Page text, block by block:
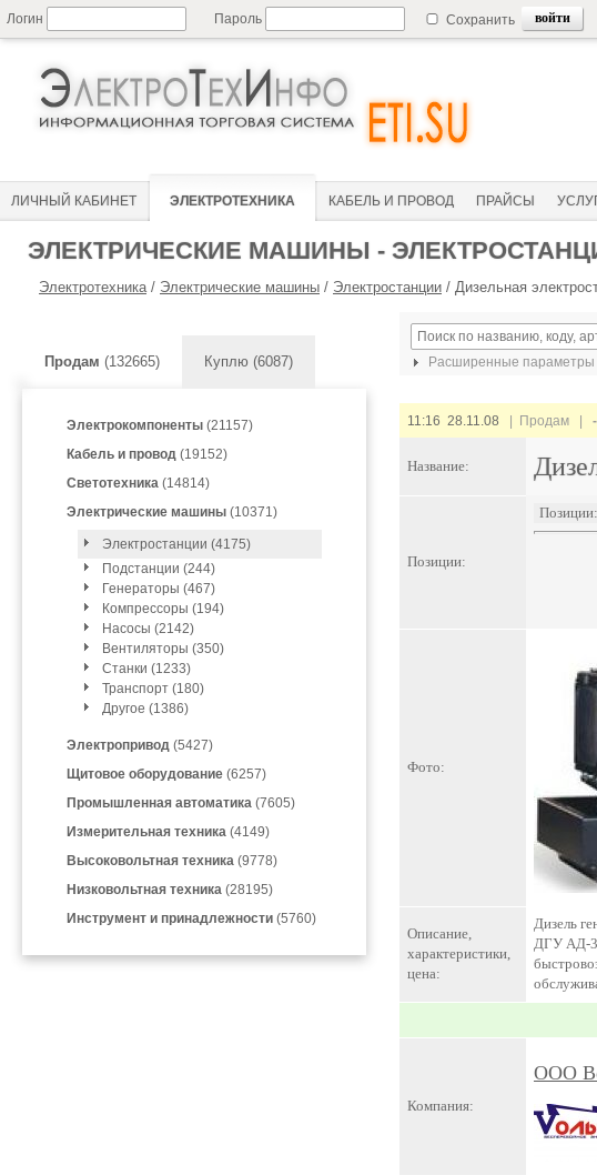
Логин Пароль Сохранить
ЛИЧНЫЙ КАБИНЕТ ЭЛЕКТРОТЕХНИКА КАБЕЛЬ И ПРОВОД ПРАЙСЫ
ЭЛЕКТРИЧЕСКИЕ МАШИНЫ -
Электротехника/ Электрические машины / Электростанции / Дизельная
Продам (132665) Куплю (6087)
Электрокомпоненты (21157)
Кабель и провод (19152)
Светотехника (14814)
Электрические машины (10371)
Электростанции (4175)
Подстанции (244)
Генераторы (467)
Компрессоры (194)
Насосы (2142)
Вентиляторы (350)
Станки (1233)
Транспорт (180)
Другое (1386)
Электропривод (5427)
Щитовое оборудование (6257)
Промышленная автоматика (7605)
Измерительная техника (4149)
Высоковольтная техника (9778)
Низковольтная техника (28195)
Инструмент и принадлежности (5760)
Расширенные параметры
11:16 28.11.08 | Продам | -
Название:
Позиции:
Позиции:
Фото:
Описание,
характеристики,
цена:
Дизель
ДГУ АД-
Компания:
ООО